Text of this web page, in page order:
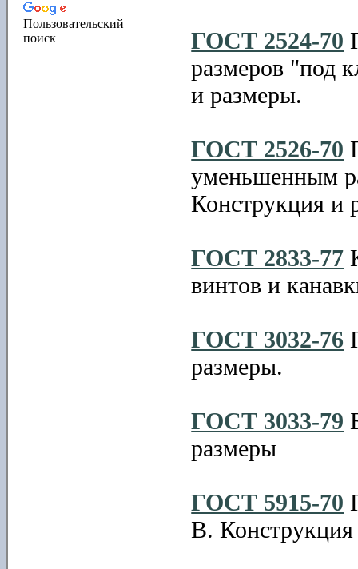
Пользовательский
поиск
ГОСТ 2524-70
размеров "под
и размеры.
ГОСТ 2526-70
уменьшенным
Конструкция и
ГОСТ 2833-77
винтов и
ГОСТ 3032-76
размеры.
ГОСТ 3033-79
размеры
ГОСТ 5915-70
В.